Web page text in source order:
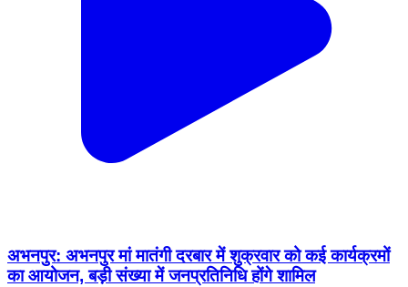
अभनपुर: अभनपुर मां मातंगी दरबार में शुक्रवार को कई कार्यक्रमों
का आयोजन, बड़ी संख्या में जनप्रतिनिधि होंगे शामिल